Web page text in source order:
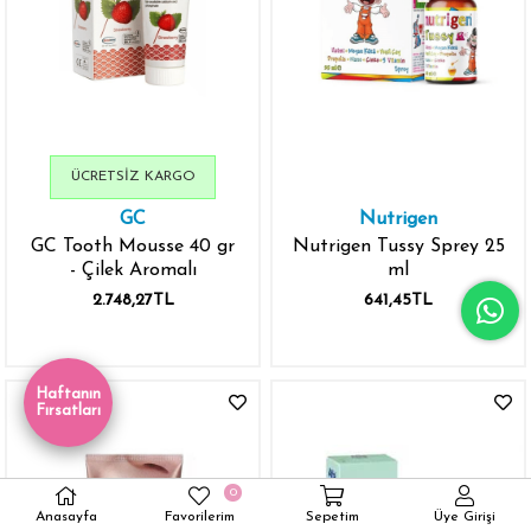
GC
GC Tooth Mousse 40 gr
- Çilek Aromalı
2.748,27TL
ÜCRETSIZ KARGO
Nutrigen
Nutrigen Tussy Sprey 25
ml
641,45TL
Haftanın
Fırsatları
Anasayfa Favorilerim
0
Sepetim Üye Girişi